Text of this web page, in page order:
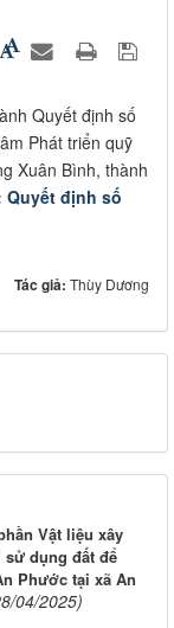
Quyết định số
Phát triển quỹ
Xuân Bình, thành
Quyết định số
Tác giả: Thùy Dương
Vật liệu xây
dụng đất để
Phước tại xã An
04/2025)